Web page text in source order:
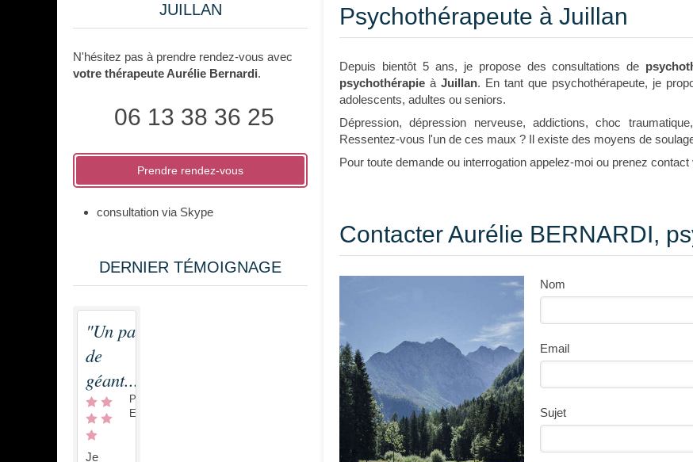
Psychothérapeute à Juillan
Depuis bientôt 5 ans, je propose des consultations de
psychothérapie à Juillan. En tant que psychothérapeute, je
adolescents, adultes ou seniors.
Dépression, dépression nerveuse, addictions, choc
Ressentez-vous l'un de ces maux ? Il existe des moyens de
Pour toute demande ou interrogation appelez-moi ou prenez
Contacter Aurélie BERNARDI,
Nom
Email
Sujet
JUILLAN
N'hésitez pas à prendre rendez-vous avec
votre thérapeute Aurélie Bernardi.
06 13 38 36 25
Prendre rendez-vous
consultation via Skype
DERNIER TÉMOIGNAGE
"Un pas
de
géant...."
Par
Eve
Je